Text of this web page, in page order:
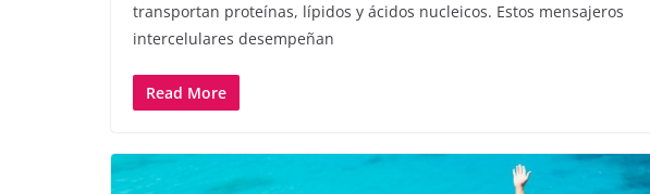
transportan proteínas, lípidos y ácidos nucleicos. Estos mensajeros
intercelulares desempeñan
Read More